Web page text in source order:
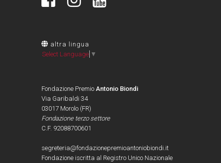
altra lingua
Select Language ▼
Fondazione Premio Antonio Biondi
Via Garibaldi 34
03017 Morolo (FR)
Fondazione terzo settore
C.F. 92088700601
segreteria@fondazionepremioantoniobiondi.it
Fondazione iscritta al Registro Unico Nazionale